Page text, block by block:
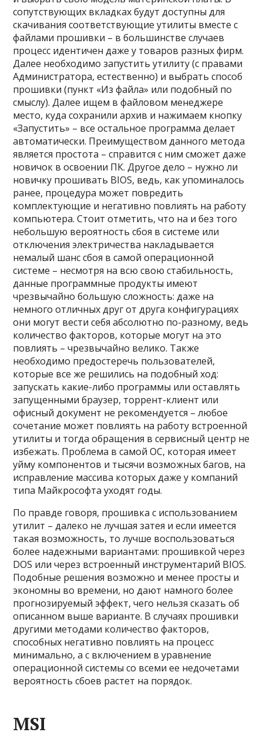
сопутствующих вкладках будут доступны для
скачивания соответствующие утилиты вместе с
файлами прошивки – в большинстве случаев
процесс идентичен даже у товаров разных фирм.
Далее необходимо запустить утилиту (с правами
Администратора, естественно) и выбрать способ
прошивки (пункт «Из файла» или подобный по
смыслу). Далее ищем в файловом менеджере
место, куда сохранили архив и нажимаем кнопку
«Запустить» – все остальное программа делает
автоматически. Преимуществом данного метода
является простота – справится с ним сможет даже
новичок в освоении ПК. Другое дело – нужно ли
новичку прошивать BIOS, ведь, как упоминалось
ранее, процедура может повредить
комплектующие и негативно повлиять на работу
компьютера. Стоит отметить, что на и без того
небольшую вероятность сбоя в системе или
отключения электричества накладывается
немалый шанс сбоя в самой операционной
системе – несмотря на всю свою стабильность,
данные программные продукты имеют
чрезвычайно большую сложность: даже на
немного отличных друг от друга конфигурациях
они могут вести себя абсолютно по-разному, ведь
количество факторов, которые могут на это
повлиять – чрезвычайно велико. Также
необходимо предостеречь пользователей,
которые все же решились на подобный ход:
запускать какие-либо программы или оставлять
запущенными браузер, торрент-клиент или
офисный документ не рекомендуется – любое
сочетание может повлиять на работу встроенной
утилиты и тогда обращения в сервисный центр не
избежать. Проблема в самой ОС, которая имеет
уйму компонентов и тысячи возможных багов, на
исправление массива которых даже у компаний
типа Майкрософта уходят годы.
По правде говоря, прошивка с использованием
утилит – далеко не лучшая затея и если имеется
такая возможность, то лучше воспользоваться
более надежными вариантами: прошивкой через
DOS или через встроенный инструментарий BIOS.
Подобные решения возможно и менее просты и
экономны во времени, но дают намного более
прогнозируемый эффект, чего нельзя сказать об
описанном выше варианте. В случаях прошивки
другими методами количество факторов,
способных негативно повлиять на процесс
минимально, а с включением в уравнение
операционной системы со всеми ее недочетами
вероятность сбоев растет на порядок.
MSI